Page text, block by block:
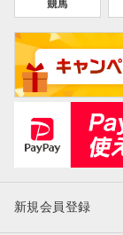
新規会員登録